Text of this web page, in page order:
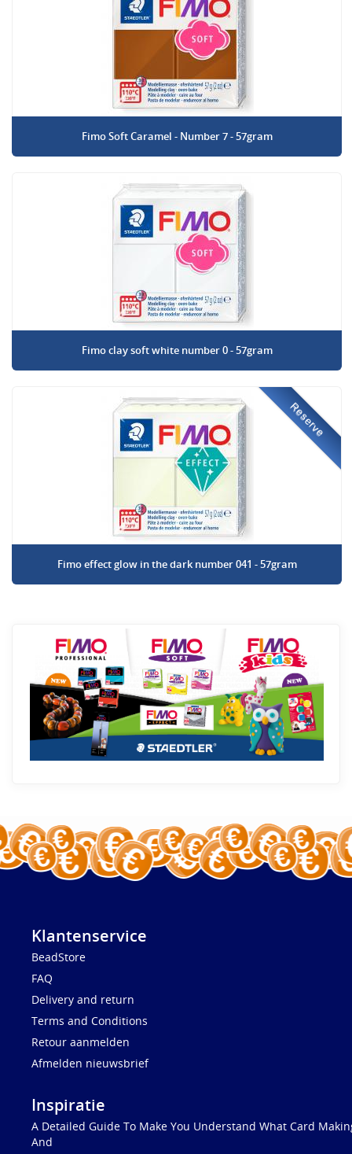
Fimo Soft Caramel - Number 7 - 57gram
Fimo clay soft white number 0 - 57gram
Reserve
Fimo effect glow in the dark number 041 - 57gram
Klantenservice
BeadStore
FAQ
Delivery and return
Terms and Conditions
Retour aanmelden
Afmelden nieuwsbrief
Inspiratie
A Detailed Guide To Make You Understand What Card
And